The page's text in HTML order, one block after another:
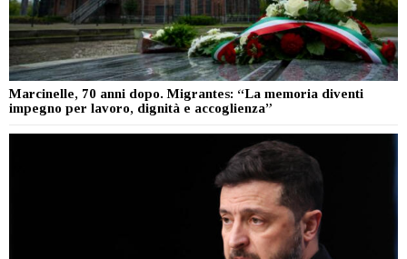
Marcinelle, 70 anni dopo. Migrantes: “La memoria diventi
impegno per lavoro, dignità e accoglienza”